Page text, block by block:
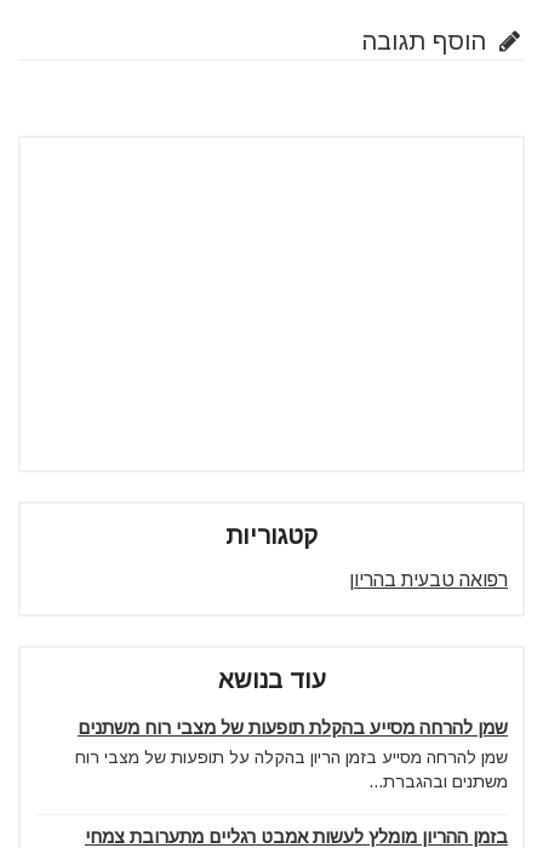
הוסף תגובה
קטגוריות
רפואה טבעית בהריון
עוד בנושא
שמן להרחה מסייע בהקלת תופעות של מצבי רוח משתנים
שמן להרחה מסייע בזמן הריון בהקלה על תופעות של מצבי רוח
משתנים ובהגברת...
בזמן ההריון מומלץ לעשות אמבט רגליים מתערובת צמחי